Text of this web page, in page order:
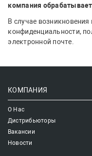
компания
В случае
конфиденциальности,
электронной почте.
КОМПАНИЯ
О Нас
Дистрибьюторы
Вакансии
Новости